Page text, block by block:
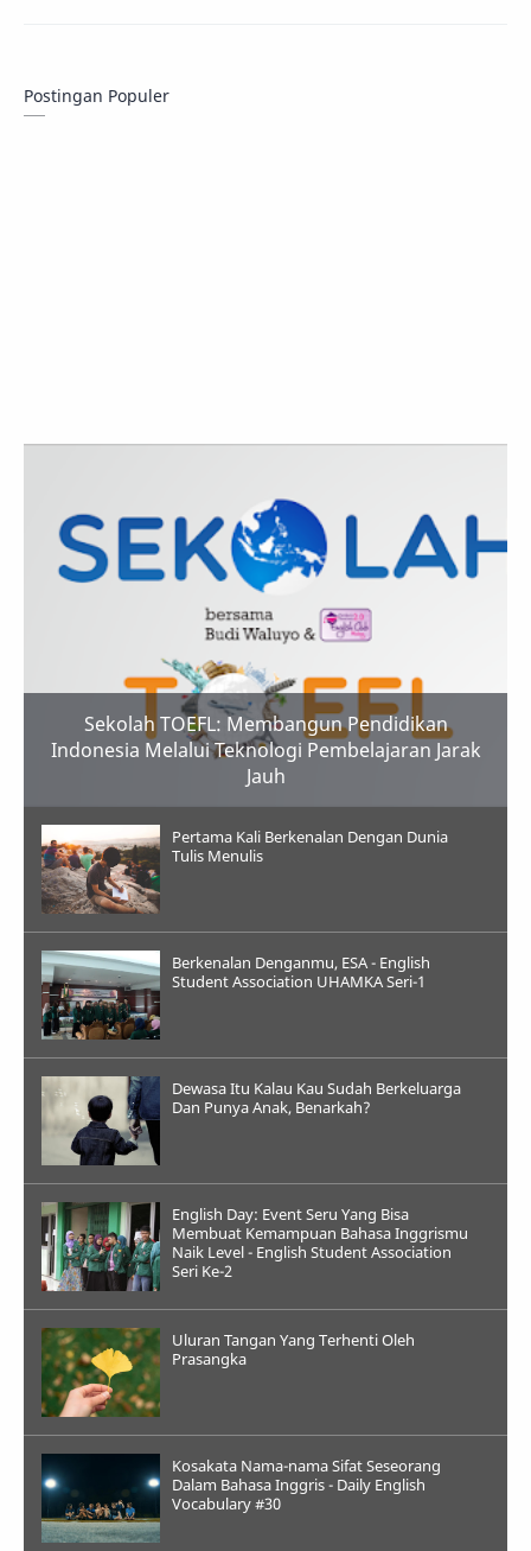
Postingan Populer
Sekolah TOEFL: Membangun Pendidikan
Indonesia Melalui Teknologi Pembelajaran Jarak
Jauh
Pertama Kali Berkenalan Dengan Dunia
Tulis Menulis
Berkenalan Denganmu, ESA - English
Student Association UHAMKA Seri-1
Dewasa Itu Kalau Kau Sudah Berkeluarga
Dan Punya Anak, Benarkah?
English Day: Event Seru Yang Bisa
Membuat Kemampuan Bahasa Inggrismu
Naik Level - English Student Association
Seri Ke-2
Uluran Tangan Yang Terhenti Oleh
Prasangka
Kosakata Nama-nama Sifat Seseorang
Dalam Bahasa Inggris - Daily English
Vocabulary #30